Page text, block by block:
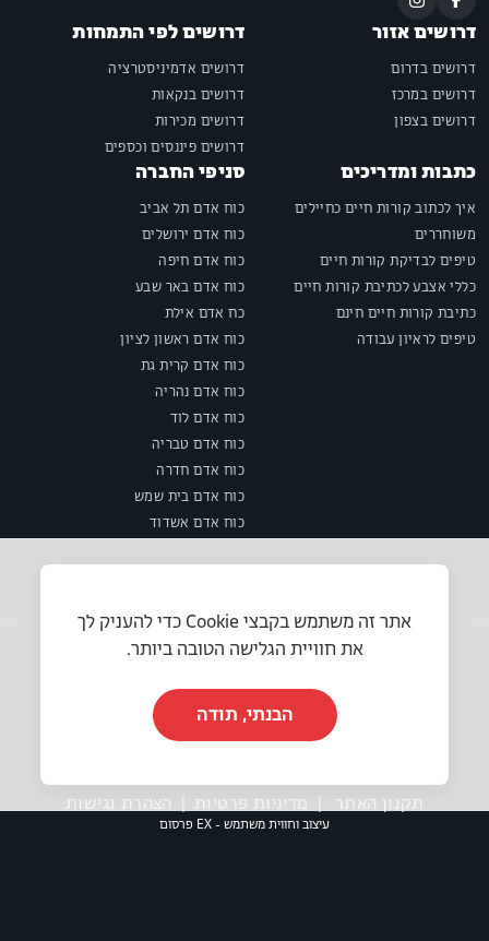
דרושים אזור
דרושים בדרום
דרושים במרכז
דרושים בצפון
דרושים לפי התמחות
דרושים אדמיניסטרציה
דרושים בנקאות
דרושים מכירות
דרושים פיננסים וכספים
כתבות ומדריכים
איך לכתוב קורות חיים כחיילים
משוחררים
טיפים לבדיקת קורות חיים
כללי אצבע לכתיבת קורות חיים
כתיבת קורות חיים חינם
טיפים לראיון עבודה
סניפי החברה
כוח אדם תל אביב
כוח אדם ירושלים
כוח אדם חיפה
כוח אדם באר שבע
כח אדם אילת
כוח אדם ראשון לציון
כוח אדם קרית גת
כוח אדם נהריה
כוח אדם לוד
כוח אדם טבריה
כוח אדם חדרה
כוח אדם בית שמש
כוח אדם אשדוד
תקנון האתר מדיניות פרטיות הצהרת נגישות
עיצוב וחווית משתמש - EX פרסום
אתר זה משתמש בקבצי Cookie כדי להעניק לך
את חוויית הגלישה הטובה ביותר.
הבנתי, תודה